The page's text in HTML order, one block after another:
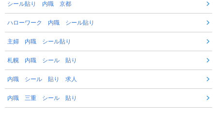
シール貼り 内職 京都
ハローワーク 内職 シール貼り
主婦 内職 シール貼り
札幌 内職 シール 貼り
内職 シール 貼り 求人
内職 三重 シール 貼り